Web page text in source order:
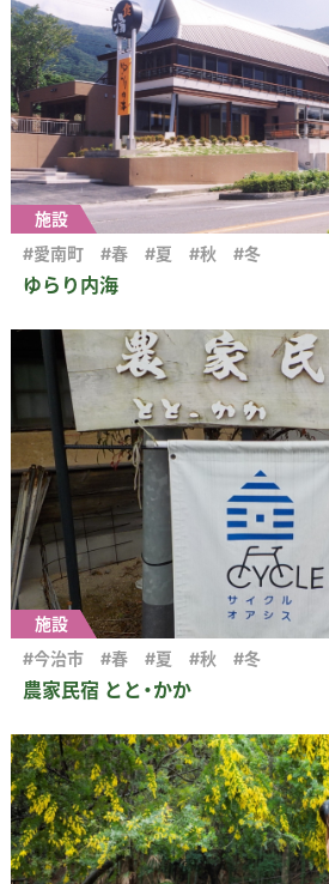
施設
ゆらり内海
#愛南町 #春 #夏 #秋 #冬
施設
農家民宿 とと・かか
#今治市 #春 #夏 #秋 #冬